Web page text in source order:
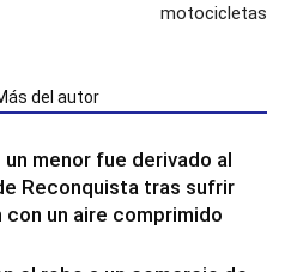
motocicletas
del autor
un menor fue derivado al
Reconquista tras sufrir
con un aire comprimido